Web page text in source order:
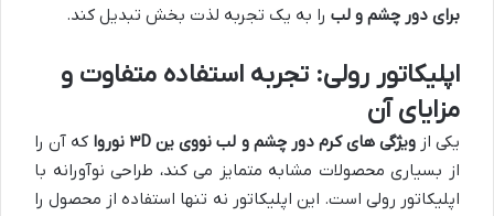
برای دور چشم و لب را به یک تجربه لذت بخش تبدیل کند.
اپلیکاتور رولی: تجربه استفاده متفاوت و
مزایای آن
یکی ازویژگی های کرم دور چشم و لب نووی ین ۳D نوروا
که آن را
از بسیاری محصولات مشابه متمایز می کند، طراحی نوآورانه با
اپلیکاتور رولی است. این اپلیکاتور نه تنها استفاده از محصول را